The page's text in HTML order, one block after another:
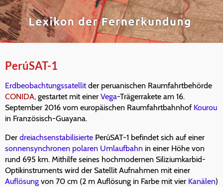
PerúSAT-1
Erdbeobachtungssatellitder peruanischen Raumfahrtbehörde
CONIDA, gestartet mit einer Vega-Trägerrakete am 16.
September 2016 vom europäischen Raumfahrtbahnhof Kourou
in Französisch-Guayana.
Der dreiachsenstabilisierte PerúSAT-1 befindet sich auf einer
sonnensynchronen polaren Umlaufbahn in einer Höhe von
rund 695 km. Mithilfe seines hochmodernen Siliziumkarbid-
Optikinstruments wird der Satellit Aufnahmen mit einer
Auflösung von 70 cm (2 m Auflösung in Farbe mit vier Kanälen)